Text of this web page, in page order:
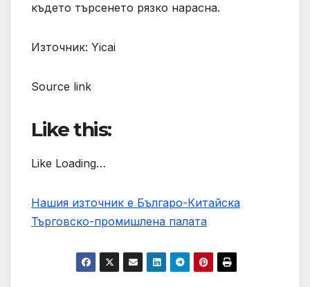
където търсенето рязко нарасна.
Източник: Yicai
Source link
Like this:
Like Loading…
Нашия източник е Българо-Китайска
Търговско-промишлена палaта